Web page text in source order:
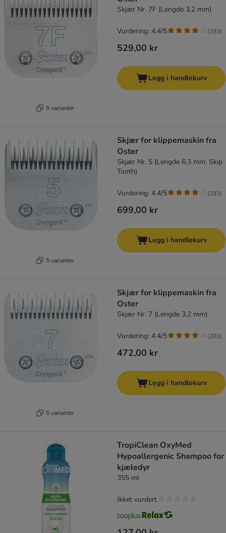
5 varianter
Skjær Nr. 7F (Lengde 3,2 mm)
529,00 kr
Vurdering: 4.4/5 (283)
Legg i handlekurv
5 varianter
Skjær for klippemaskin fra
Oster
Skjær Nr. 5 (Lengde 6,3 mm, Skip
Tooth)
699,00 kr
Vurdering: 4.4/5 (283)
Legg i handlekurv
5 varianter
Skjær for klippemaskin fra
Oster
Skjær Nr. 7 (Lengde 3,2 mm)
472,00 kr
Vurdering: 4.4/5 (283)
Legg i handlekurv
TropiClean OxyMed
Hypoallergenic Shampoo for
kjæledyr
355 ml
Ikket vurdert